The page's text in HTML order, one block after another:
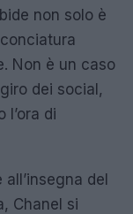
non solo è
Non è un caso
dei social,
l’ora di
del
Chanel si